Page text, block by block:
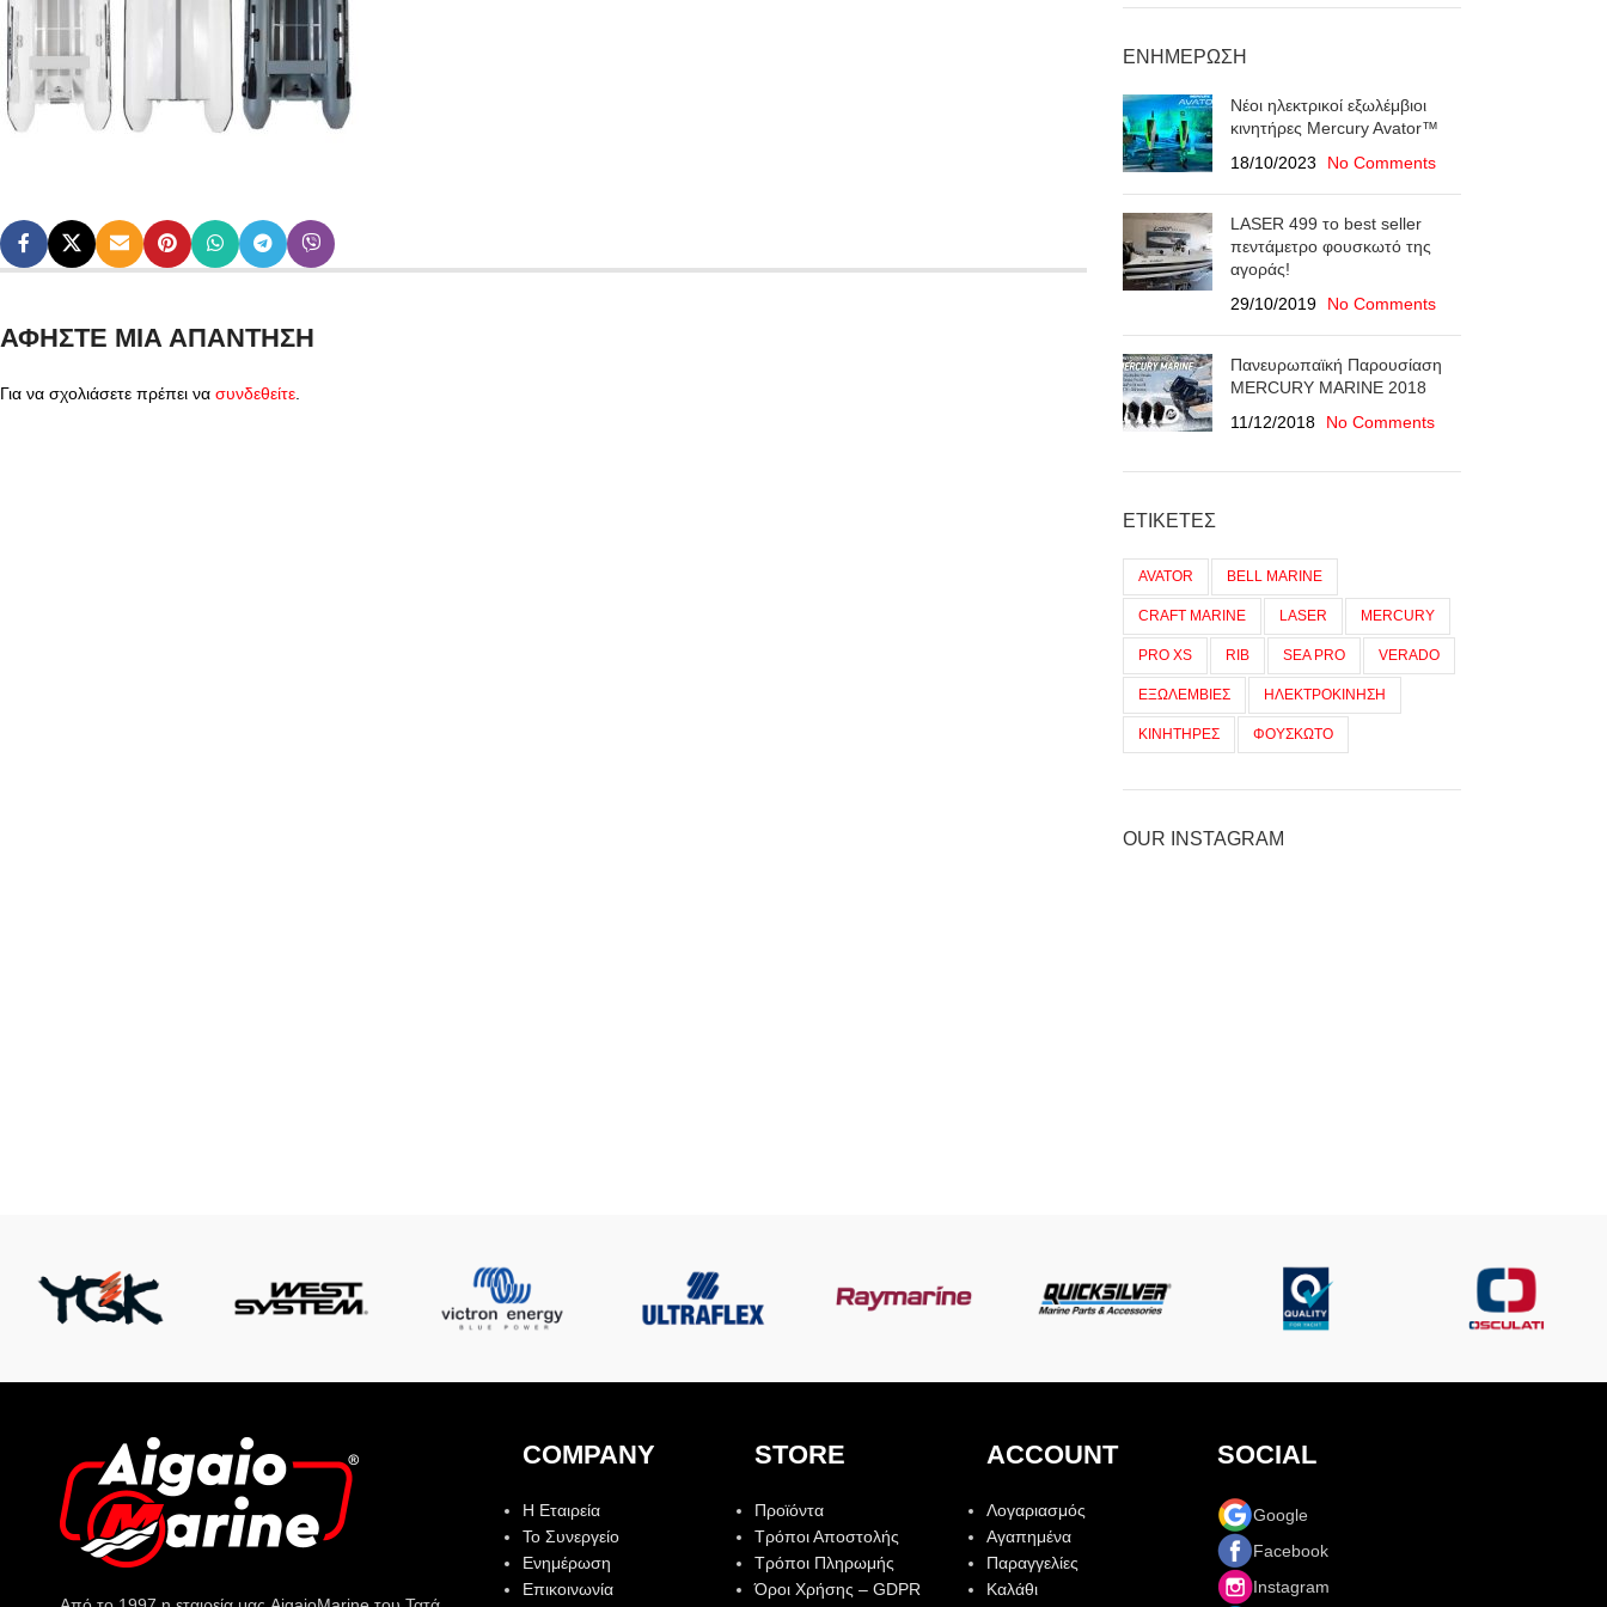
ΑΦΉΣΤΕ ΜΙΑ ΑΠΆΝΤΗΣΗ
Για να σχολιάσετε πρέπει να συνδεθείτε
ΕΝΗΜΈΡΩΣΗ
Νέοι ηλεκτρικοί εξωλέμβιοι
κινητήρες Mercury Avator™
18/10/2023
No Comments
LASER 499 το best seller
πεντάμετρο φουσκωτό της
αγοράς!
29/10/2019
No Comments
Πανευρωπαϊκή Παρουσίαση
ΜERCURY MARINE 2018
11/12/2018
No Comments
ΕΤΙΚΈΤΕΣ
AVATOR BELL MARINE
CRAFT MARINE LASER MERCURY
PRO XS RIB SEA PRO VERADO
ΕΞΩΛΕΜΒΙΕΣ ΗΛΕΚΤΡΟΚΙΝΗΣΗ
ΚΙΝΗΤΗΡΕΣ ΦΟΥΣΚΩΤΟ
OUR INSTAGRAM
COMPANY
Η Εταιρεία
Το Συνεργείο
Ενημέρωση
Επικοινωνία
STORE
Προϊόντα
Τρόποι Αποστολής
Τρόποι Πληρωμής
Όροι Χρήσης – GDPR
ACCOUNT
Λογαριασμός
Αγαπημένα
Παραγγελίες
Καλάθι
SOCIAL
Google
Facebook
Instagram